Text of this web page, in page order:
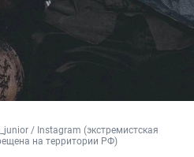
/ Instagram (экстремистская
на территории РФ)